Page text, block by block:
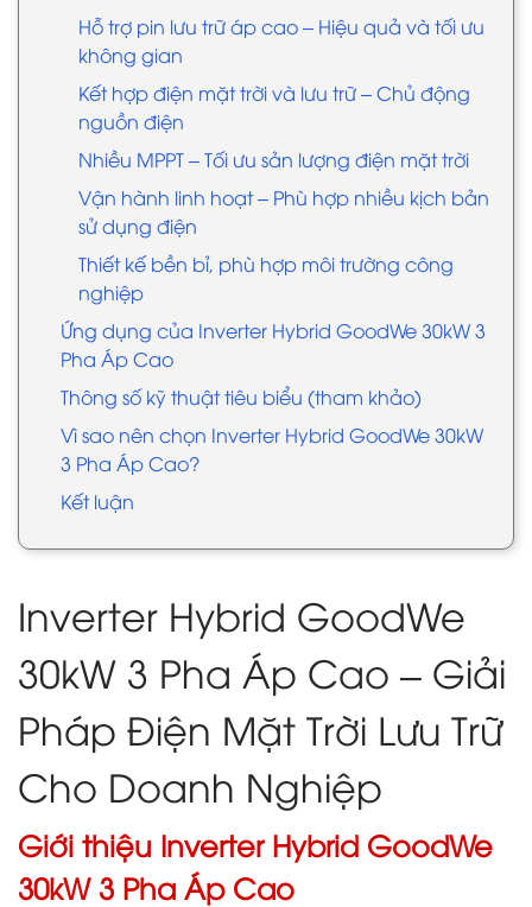
Hỗ trợ pin lưu trữ áp cao – Hiệu quả và tối ưu
không gian
Kết hợp điện mặt trời và lưu trữ – Chủ động
nguồn điện
Nhiều MPPT – Tối ưu sản lượng điện mặt trời
Vận hành linh hoạt – Phù hợp nhiều kịch bản
sử dụng điện
Thiết kế bền bỉ, phù hợp môi trường công
nghiệp
Ứng dụng của Inverter Hybrid GoodWe 30kW 3
Pha Áp Cao
Thông số kỹ thuật tiêu biểu (tham khảo)
Vì sao nên chọn Inverter Hybrid GoodWe 30kW
3 Pha Áp Cao?
Kết luận
Inverter Hybrid GoodWe
30kW 3 Pha Áp Cao – Giải
Pháp Điện Mặt Trời Lưu Trữ
Cho Doanh Nghiệp
Giới thiệu Inverter Hybrid GoodWe
30kW 3 Pha Áp Cao